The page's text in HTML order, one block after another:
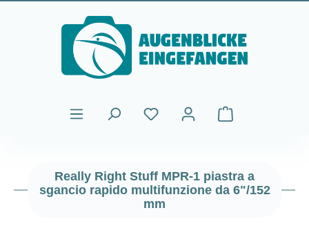
Passa al contenuto principale
Il carrello
Really Right Stuff MPR-1 piastra a
sgancio rapido multifunzione da 6"/152
mm